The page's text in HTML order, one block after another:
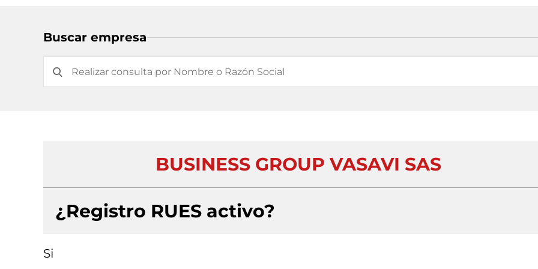
Buscar empresa
BUSINESS GROUP VASAVI SAS
¿Registro RUES activo?
Si